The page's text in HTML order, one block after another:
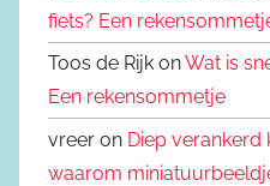
fiets? Een
Toos de Rijk onWat is
Een rekensommetje
vreer on Diep verankerd
waarom